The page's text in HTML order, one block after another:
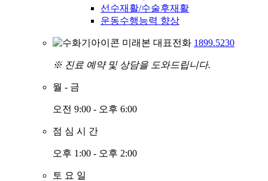
선수재활/수술후재활
운동수행능력 향상
미래본 대표전화 1899.5230
※ 진료 예약 및 상담을 도와드립니다.
월 - 금
오전 9:00 - 오후 6:00
점 심 시 간
오후 1:00 - 오후 2:00
토 요 일